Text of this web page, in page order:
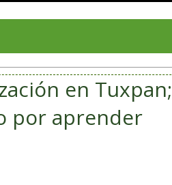
en Tuxpan;
por aprender